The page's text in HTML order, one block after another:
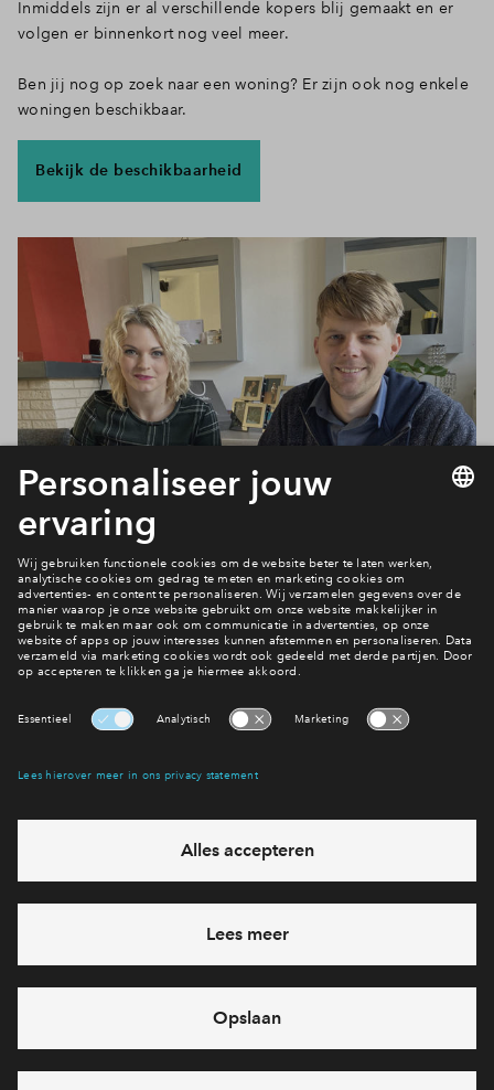
Inmiddels zijn er al verschillende kopers blij gemaakt en er
volgen er binnenkort nog veel meer.
Ben jij nog op zoek naar een woning? Er zijn ook nog enkele
woningen beschikbaar.
Bekijk de beschikbaarheid
Interesse? Meld je dan snel aan
Hiermee blijf je op de hoogte van het belangrijkste nieuws en
Ja, ik wil mij aanmelden
Heb je een vraag en wil je direct antwoord? Bel ons op
712 21 38
feestdagen)
vandaag gesloten, maandag zijn we vanaf
09:00 uur weer